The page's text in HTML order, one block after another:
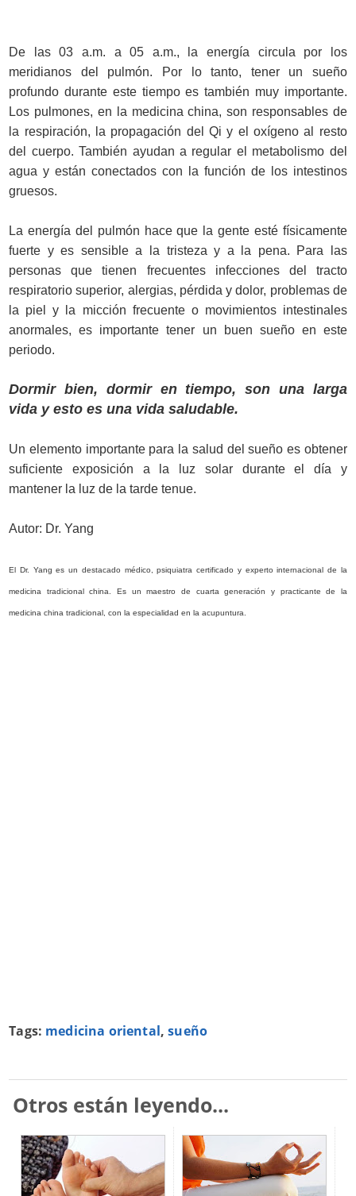
De las 03 a.m. a 05 a.m., la energía circula por los
meridianos del pulmón. Por lo tanto, tener un sueño
profundo durante este tiempo es también muy importante.
Los pulmones, en la medicina china, son responsables de
la respiración, la propagación del Qi y el oxígeno al resto
del cuerpo. También ayudan a regular el metabolismo del
agua y están conectados con la función de los intestinos
gruesos.
La energía del pulmón hace que la gente esté físicamente
fuerte y es sensible a la tristeza y a la pena. Para las
personas que tienen frecuentes infecciones del tracto
respiratorio superior, alergias, pérdida y dolor, problemas de
la piel y la micción frecuente o movimientos intestinales
anormales, es importante tener un buen sueño en este
periodo.
Dormir bien, dormir en tiempo, son una larga
vida y esto es una vida saludable.
Un elemento importante para la salud del sueño es obtener
suficiente exposición a la luz solar durante el día y
mantener la luz de la tarde tenue.
Autor: Dr. Yang
El Dr. Yang es un destacado médico, psiquiatra certificado y experto internacional de la
medicina tradicional china. Es un maestro de cuarta generación y practicante de la
medicina china tradicional, con la especialidad en la acupuntura.
Tags: medicina oriental,sueño
Otros están leyendo...